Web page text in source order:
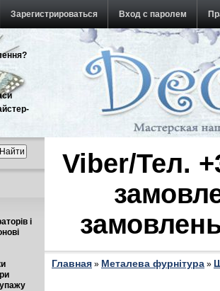
Зарегистрироваться Вход с паролем
і
Viber/Тел.
Главная » Металева фурнітура »